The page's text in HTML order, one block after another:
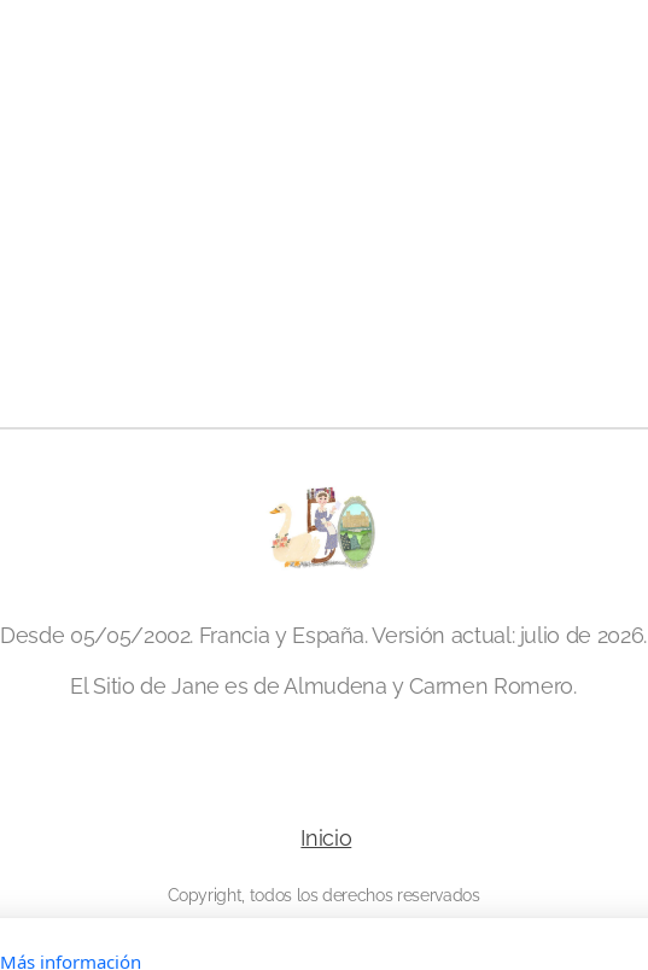
Desde 05/05/2002. Francia y España. Versión actual: julio de 2026.
El Sitio de Jane es de Almudena y Carmen Romero.
Inicio
Copyright, todos los derechos reservados
Más información